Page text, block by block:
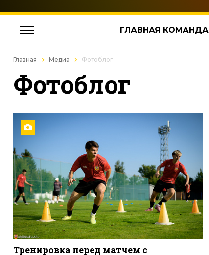
ГЛАВНАЯ КОМАНДА
Главная Медиа Фотоблог
Фотоблог
Тренировка перед матчем с